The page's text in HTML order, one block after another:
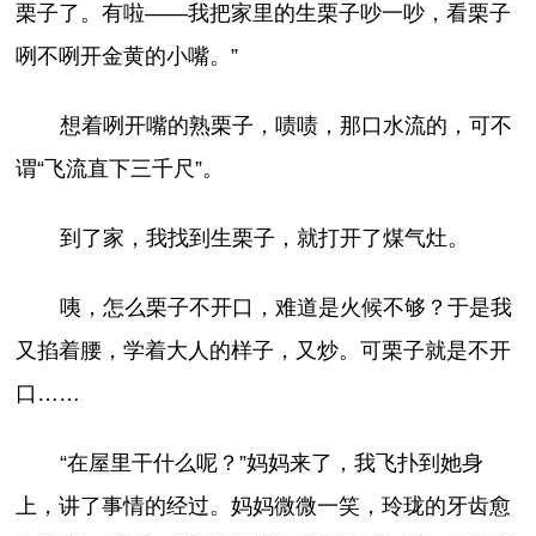
栗子了。有啦——我把家里的生栗子吵一吵，看栗子
咧不咧开金黄的小嘴。”
想着咧开嘴的熟栗子，啧啧，那口水流的，可不
谓“飞流直下三千尺”。
到了家，我找到生栗子，就打开了煤气灶。
咦，怎么栗子不开口，难道是火候不够？于是我
又掐着腰，学着大人的样子，又炒。可栗子就是不开
口……
“在屋里干什么呢？”妈妈来了，我飞扑到她身
上，讲了事情的经过。妈妈微微一笑，玲珑的牙齿愈